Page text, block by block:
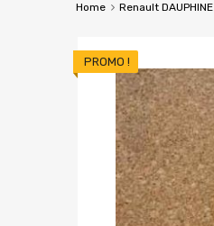
Home Renault DAUPHINE
PROMO !